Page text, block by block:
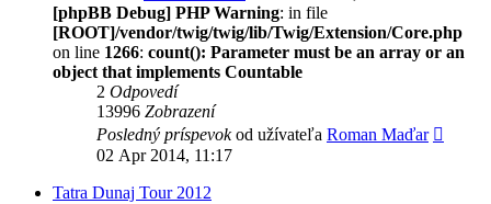
[phpBB Debug] PHP Warning: in file
[ROOT]/vendor/twig/twig/lib/Twig/Extension/Core.php
on line 1266: count(): Parameter must be an array or an
object that implements Countable
2 Odpovedí
13996 Zobrazení
Posledný príspevokod užívateľa Roman Maďar
02 Apr 2014, 11:17
Tatra Dunaj Tour 2012